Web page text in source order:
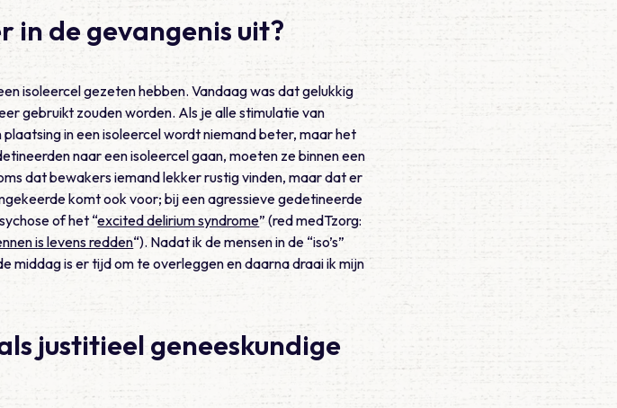
in de gevangenis uit?
isoleercel gezeten hebben. Vandaag was dat gelukkig
gebruikt zouden worden. Als je alle stimulatie van
in een isoleercel wordt niemand beter, maar het
naar een isoleercel gaan, moeten ze binnen een
dat bewakers iemand lekker rustig vinden, maar dat er
komt ook voor; bij een agressieve gedetineerde
of het “excited delirium syndrome” (red medTzorg:
is levens redden“). Nadat ik de mensen in de “iso’s”
middag is er tijd om te overleggen en daarna draai ik mijn
justitieel geneeskundige